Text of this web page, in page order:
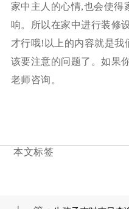
家中主人的心情,也会使得
响。所以在家中进行装修
才行哦!以上的内容就是我
该要注意的问题了。如果
老师咨询。
本文标签